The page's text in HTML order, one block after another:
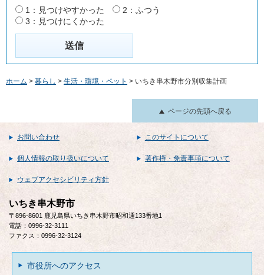
1：見つけやすかった
2：ふつう
3：見つけにくかった
ホーム > 暮らし > 生活・環境・ペット > いちき串木野市分別収集計画
ページの先頭へ戻る
お問い合わせ このサイトについて
個人情報の取り扱いについて 著作権・免責事項について
ウェブアクセシビリティ方針
いちき串木野市
〒896-8601 鹿児島県いちき串木野市昭和通133番地1
電話：0996-32-3111
ファクス：0996-32-3124
市役所へのアクセス